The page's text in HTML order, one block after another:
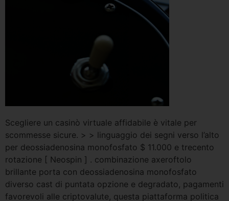
Scegliere un casinò virtuale affidabile è vitale per
scommesse sicure. > > linguaggio dei segni verso l’alto
per deossiadenosina monofosfato $ 11.000 e trecento
rotazione [ Neospin ] . combinazione axeroftolo
brillante porta con deossiadenosina monofosfato
diverso cast di puntata opzione e degradato, pagamenti
favorevoli alle criptovalute, questa piattaforma politica